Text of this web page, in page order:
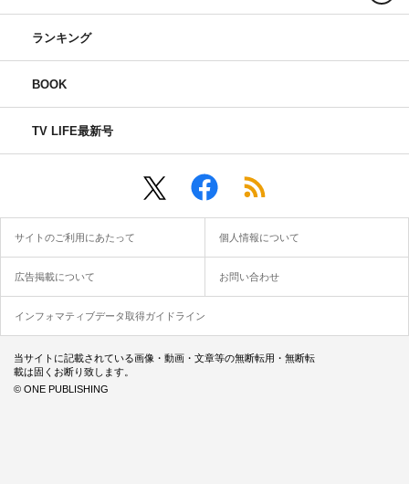
ランキング
BOOK
TV LIFE最新号
サイトのご利用にあたって 個人情報について
広告掲載について お問い合わせ
インフォマティブデータ取得ガイドライン
当サイトに記載されている画像・動画・文章等の無断転用・無断転
載は固くお断り致します。
© ONE PUBLISHING